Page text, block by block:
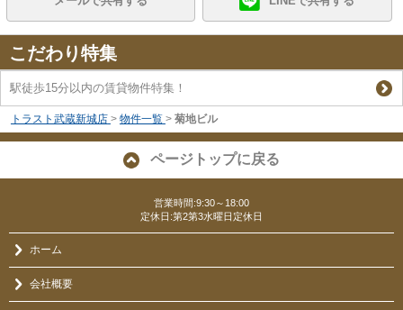
こだわり特集
駅徒歩15分以内の賃貸物件特集！
トラスト武蔵新城店 > 物件一覧 > 菊地ビル
ページトップに戻る
営業時間:9:30～18:00
定休日:第2第3水曜日定休日
ホーム
会社概要